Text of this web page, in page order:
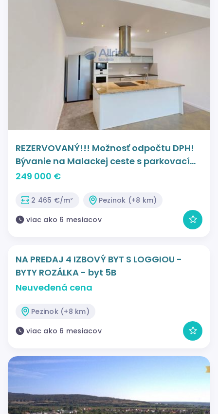
REZERVOVANÝ!!! Možnosť odpočtu DPH!
Bývanie na Malackej ceste s parkovacím
miestom v cene!
249 000 €
2 465 €/m²
Pezinok (+8 km)
viac ako 6 mesiacov
NA PREDAJ 4 IZBOVÝ BYT S LOGGIOU -
BYTY ROZÁLKA - byt 5B
Neuvedená cena
Pezinok (+8 km)
viac ako 6 mesiacov